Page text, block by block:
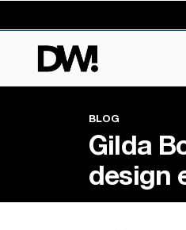
BLOG
Gilda
design